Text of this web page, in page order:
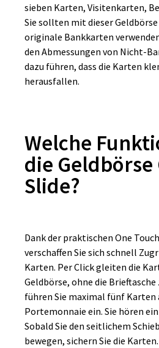
sieben Karten, Visitenkarten,
Sie sollten mit dieser
originale Bankkarten
den Abmessungen von Nicht-
dazu führen, dass die Karten
herausfallen.
Welche
die Geldbörse
Slide?
Dank der praktischen One
verschaffen Sie sich schnell
Karten. Per Click gleiten die
Geldbörse, ohne die Brieftasche
führen Sie maximal fünf Karten
Portemonnaie ein. Sie hören
Sobald Sie den seitlichem
bewegen, sichern Sie die